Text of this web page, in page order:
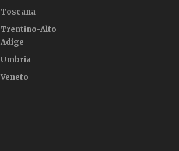
Toscana
Trentino-Alto
Adige
Umbria
Veneto